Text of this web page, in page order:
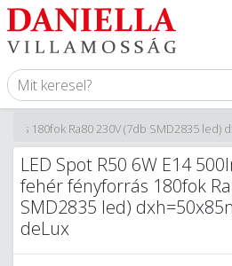
180fok Ra80 230V (7db SMD2835 led)
LED Spot R50 6W E14
fehér fényforrás 180fok
SMD2835 led)
deLux